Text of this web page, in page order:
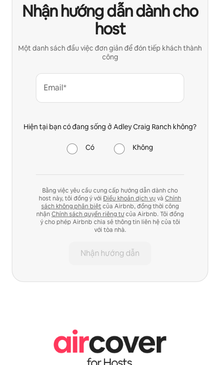
Nhận hướng dẫn dành cho
host
Một danh sách đầu việc đơn giản để đón tiếp khách thành
công
Email*
Hiện tại bạn có đang sống ở Adley Craig Ranch không?
Có Không
Bằng việc yêu cầu cung cấp hướng dẫn dành cho
host này, tôi đồng ý với Điều khoản dịch vụ và Chính
sách không phân biệtcủa Airbnb, đồng thời công
nhận Chính sách quyền riêng tưcủa Airbnb. Tôi đồng
ý cho phép Airbnb chia sẻ thông tin liên hệ của tôi
với tòa nhà.
Nhận hướng dẫn